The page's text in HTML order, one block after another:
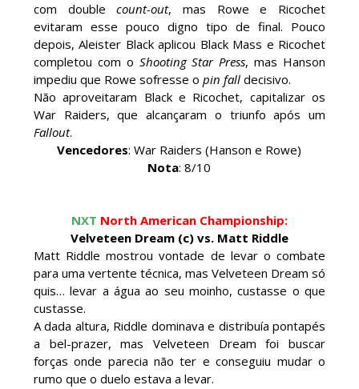
Estreia no Main Roster à vista? WWE regista
marca "Vice City" para Lola Vice
SCSA867-Aug 07 2026
Recomeço na AEW: Daniel Garcia revela como
Jon Moxley salvou a identidade da empresa
Drama no SummerSlam 2026: WWE esteve perto
de interromper combate de Brie Bella após
lesão grave no ombro
SCSA867-Aug 07 2026
WWE: Nikki Bella não quer continuar na WWE
sem Brie Bella
com doublecount-out, mas Rowe e Ricochet
evitaram esse pouco digno tipo de final. Pouco
depois, Aleister Black aplicou Black Mass e Ricochet
completou com o Shooting Star Press, mas Hanson
impediu que Rowe sofresse o pin falldecisivo.
Não aproveitaram Black e Ricochet, capitalizar os
War Raiders, que alcançaram o triunfo após um
Fallout.
Vencedores: War Raiders (Hanson e Rowe)
Nota: 8/10
NXT North American Championship:
Velveteen Dream (c) vs. Matt Riddle
Matt Riddle mostrou vontade de levar o combate
para uma vertente técnica, mas Velveteen Dream só
quis… levar a água ao seu moinho, custasse o que
custasse.
A dada altura, Riddle dominava e distribuía pontapés
a bel-prazer, mas Velveteen Dream foi buscar
forças onde parecia não ter e conseguiu mudar o
rumo que o duelo estava a levar.